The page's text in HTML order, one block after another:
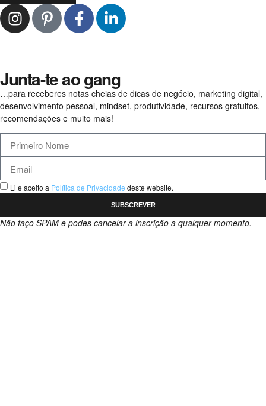
Junta-te ao gang
…para receberes notas cheias de dicas de negócio, marketing digital,
desenvolvimento pessoal, mindset, produtividade, recursos gratuitos,
recomendações e muito mais!
Li e aceito a Política de Privacidade deste website.
SUBSCREVER
Não faço SPAM e podes cancelar a inscrição a qualquer momento.